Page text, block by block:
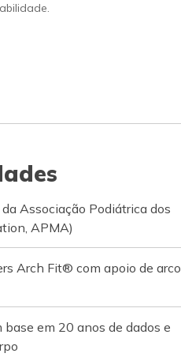
Associação Podiátrica dos
APMA)
Arch Fit® com apoio de arco
em 20 anos de dados e